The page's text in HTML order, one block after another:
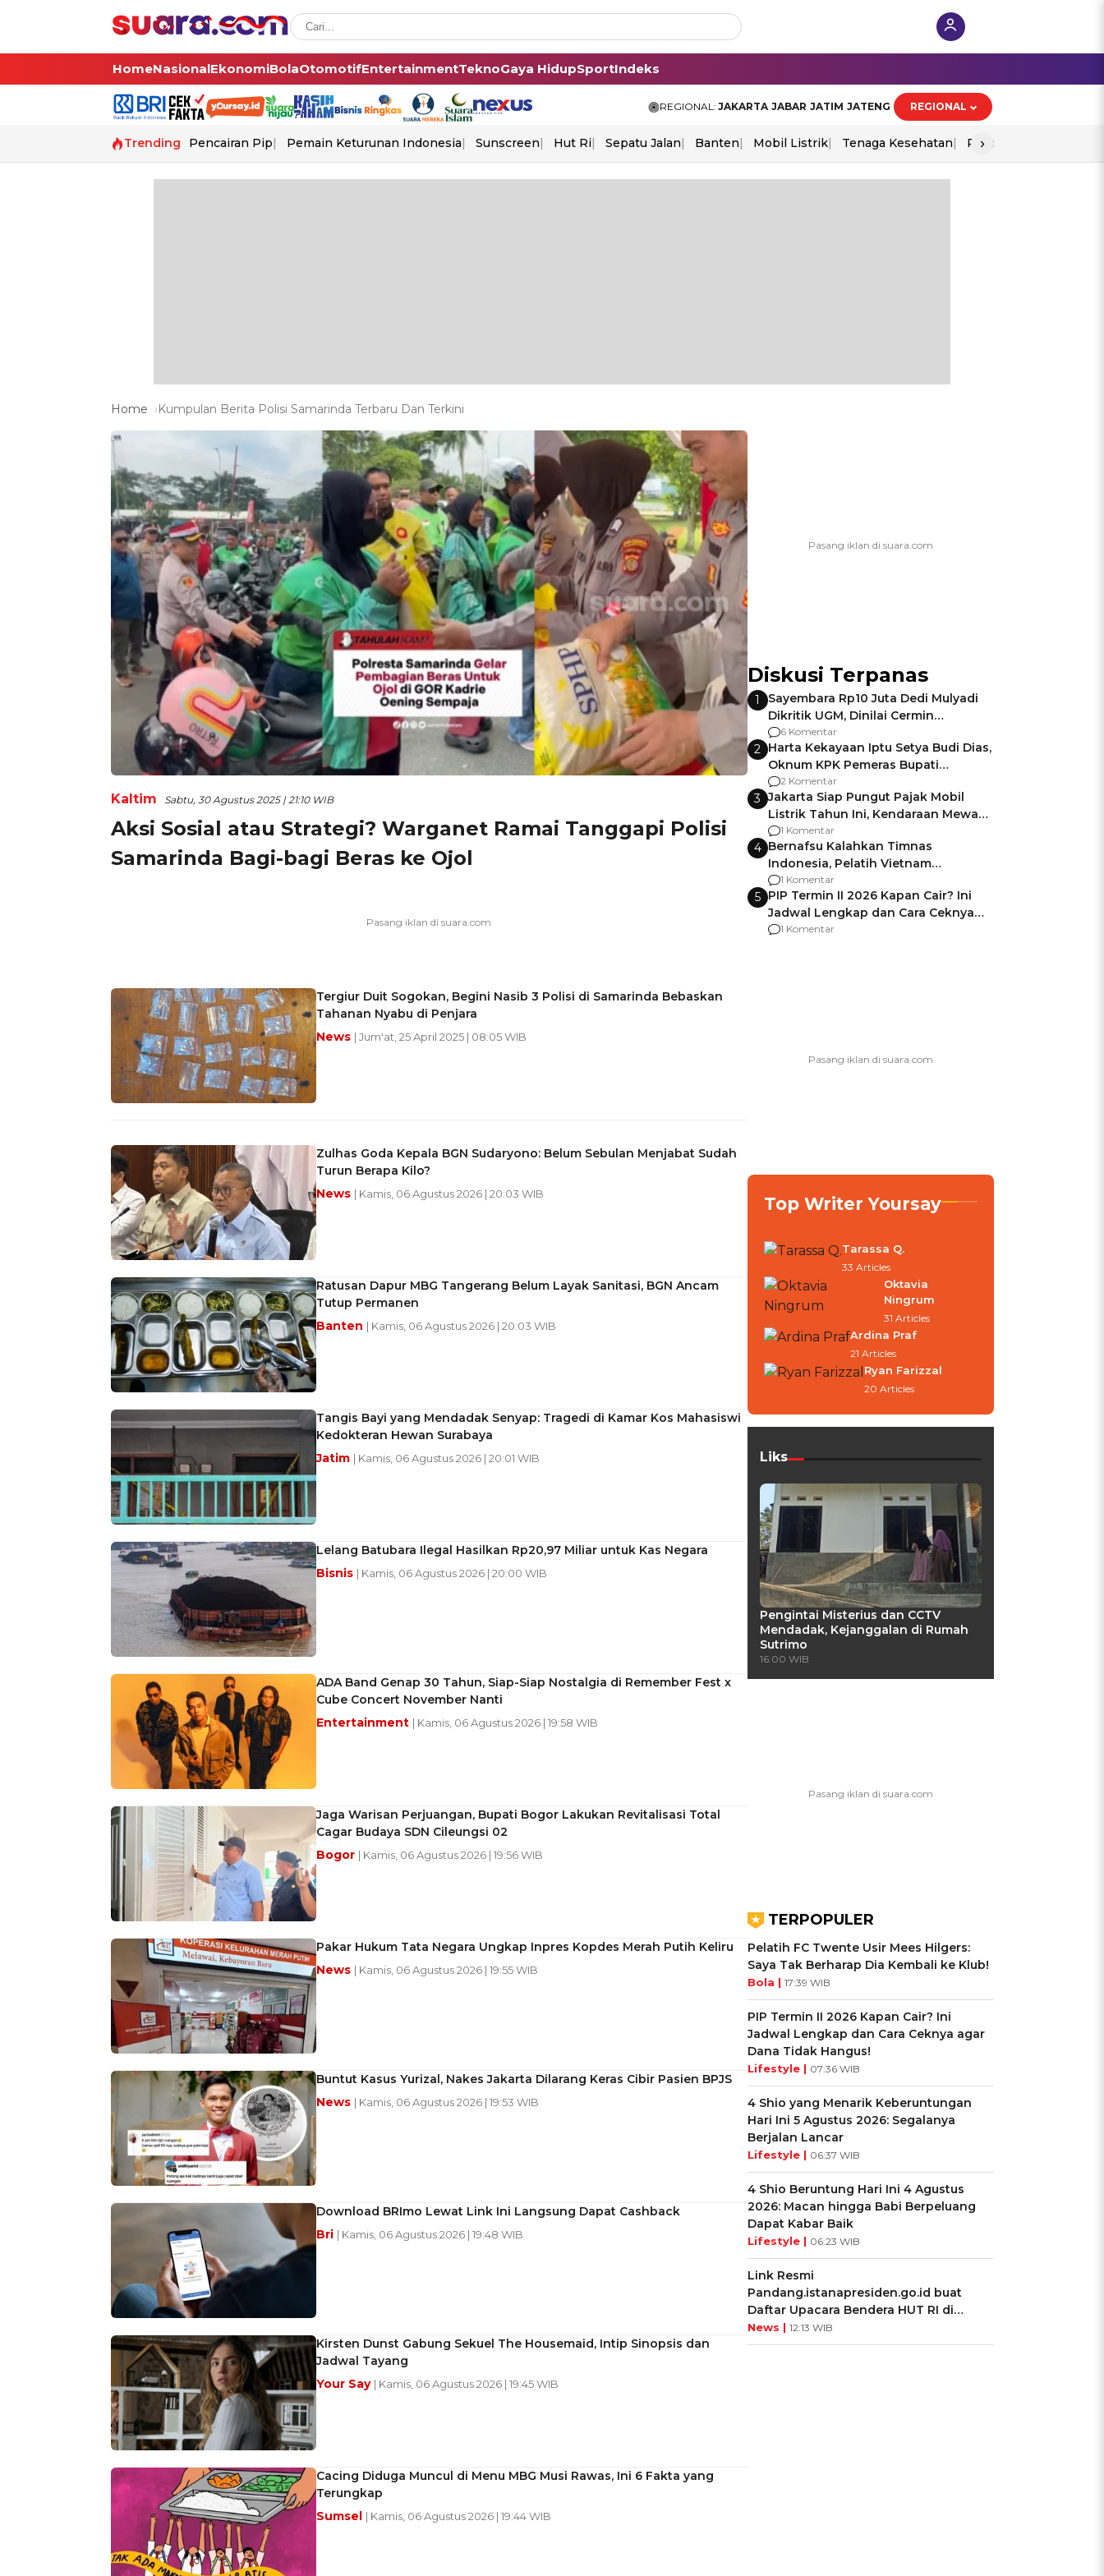
HomeNasionalEkonomiBolaOtomotifEntertainmentTeknoGaya HidupSportIndeks
REGIONAL: JAKARTA JABAR JATIM JATENG REGIONAL
Trending Pencairan Pip Pemain Keturunan Indonesia Sunscreen Hut Ri Sepatu Jalan Banten Mobil Listrik Tenaga Kesehatan Piala Aff 2026
›
Home Kumpulan Berita Polisi Samarinda Terbaru Dan Terkini
Kaltim Sabtu, 30 Agustus 2025 | 21:10 WIB
Aksi Sosial atau Strategi? Warganet Ramai Tanggapi Polisi
Samarinda Bagi-bagi Beras ke Ojol
Tergiur Duit Sogokan, Begini Nasib 3 Polisi di Samarinda Bebaskan
Tahanan Nyabu di Penjara
News | Jum'at, 25 April 2025 | 08:05 WIB
Zulhas Goda Kepala BGN Sudaryono: Belum Sebulan Menjabat Sudah
Turun Berapa Kilo?
News | Kamis, 06 Agustus 2026 | 20:03 WIB
Ratusan Dapur MBG Tangerang Belum Layak Sanitasi, BGN Ancam
Tutup Permanen
Banten | Kamis, 06 Agustus 2026 | 20:03 WIB
Tangis Bayi yang Mendadak Senyap: Tragedi di Kamar Kos Mahasiswi
Kedokteran Hewan Surabaya
Jatim | Kamis, 06 Agustus 2026 | 20:01 WIB
Lelang Batubara Ilegal Hasilkan Rp20,97 Miliar untuk Kas Negara
Bisnis | Kamis, 06 Agustus 2026 | 20:00 WIB
ADA Band Genap 30 Tahun, Siap-Siap Nostalgia di Remember Fest x
Cube Concert November Nanti
Entertainment | Kamis, 06 Agustus 2026 | 19:58 WIB
Jaga Warisan Perjuangan, Bupati Bogor Lakukan Revitalisasi Total
Cagar Budaya SDN Cileungsi 02
Bogor | Kamis, 06 Agustus 2026 | 19:56 WIB
Pakar Hukum Tata Negara Ungkap Inpres Kopdes Merah Putih Keliru
News | Kamis, 06 Agustus 2026 | 19:55 WIB
Buntut Kasus Yurizal, Nakes Jakarta Dilarang Keras Cibir Pasien BPJS
News | Kamis, 06 Agustus 2026 | 19:53 WIB
Download BRImo Lewat Link Ini Langsung Dapat Cashback
Bri | Kamis, 06 Agustus 2026 | 19:48 WIB
Kirsten Dunst Gabung Sekuel The Housemaid, Intip Sinopsis dan
Jadwal Tayang
Your Say | Kamis, 06 Agustus 2026 | 19:45 WIB
Cacing Diduga Muncul di Menu MBG Musi Rawas, Ini 6 Fakta yang
Terungkap
Sumsel | Kamis, 06 Agustus 2026 | 19:44 WIB
Diskusi Terpanas
1
Sayembara Rp10 Juta Dedi Mulyadi
Dikritik UGM, Dinilai Cermin
Gagalnya Negara Jamin Keamanan
6 Komentar
2 Harta Kekayaan Iptu Setya Budi Dias,
Oknum KPK Pemeras Bupati
Pemalang
2 Komentar
3 Jakarta Siap Pungut Pajak Mobil
Listrik Tahun Ini, Kendaraan Mewah
Kena hingga 75% PKB
1 Komentar
4 Bernafsu Kalahkan Timnas
Indonesia, Pelatih Vietnam
Berencana Pakai Jimat di Pakansari
1 Komentar
5 PIP Termin II 2026 Kapan Cair? Ini
Jadwal Lengkap dan Cara Ceknya
agar Dana Tidak Hangus!
1 Komentar
Top Writer Yoursay
Tarassa Q.
33 Articles
Oktavia
Ningrum
31 Articles
Ardina Praf
21 Articles
Ryan Farizzal
20 Articles
Liks
Pengintai Misterius dan CCTV
Mendadak, Kejanggalan di Rumah
Sutrimo
16:00 WIB
TERPOPULER
Pelatih FC Twente Usir Mees Hilgers:
Saya Tak Berharap Dia Kembali ke Klub!
Bola | 17:39 WIB
PIP Termin II 2026 Kapan Cair? Ini
Jadwal Lengkap dan Cara Ceknya agar
Dana Tidak Hangus!
Lifestyle | 07:36 WIB
4 Shio yang Menarik Keberuntungan
Hari Ini 5 Agustus 2026: Segalanya
Berjalan Lancar
Lifestyle | 06:37 WIB
4 Shio Beruntung Hari Ini 4 Agustus
2026: Macan hingga Babi Berpeluang
Dapat Kabar Baik
Lifestyle | 06:23 WIB
Link Resmi
Pandang.istanapresiden.go.id buat
Daftar Upacara Bendera HUT RI di
Istana Negara
News | 12:13 WIB